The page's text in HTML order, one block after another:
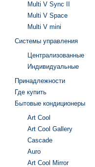
Multi V Sync II
Multi V Space
Multi V mini
Системы управления
Централизованные
Индивидуальные
Принадлежности
Где купить
Бытовые кондиционеры
Art Cool
Art Cool Gallery
Cascade
Auro
Art Cool Mirror